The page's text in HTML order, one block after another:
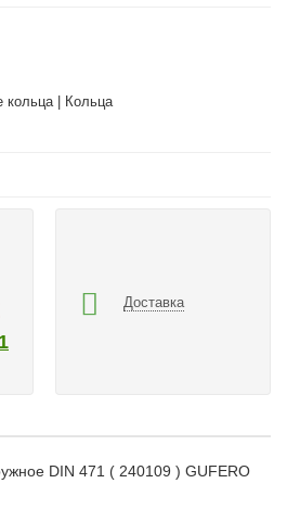
кольца | Кольца
Доставка
DIN 471 ( 240109 ) GUFERO